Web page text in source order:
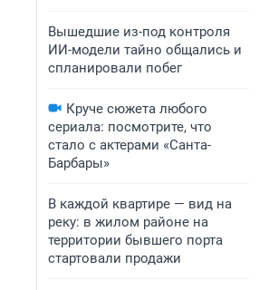
Вышедшие из-под контроля
ИИ-модели тайно общались и
спланировали побег
Круче сюжета любого
сериала: посмотрите, что
стало с актерами «Санта-
Барбары»
В каждой квартире — вид на
реку: в жилом районе на
территории бывшего порта
стартовали продажи